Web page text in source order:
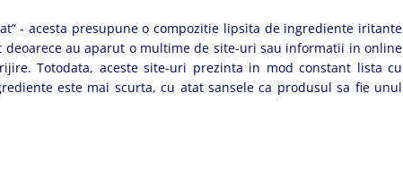
- acesta presupune o compozitie lipsita de ingrediente iritante
au aparut o multime de site-uri sau informatii in online
Totodata, aceste site-uri prezinta in mod constant lista cu
este mai scurta, cu atat sansele ca produsul sa fie unul